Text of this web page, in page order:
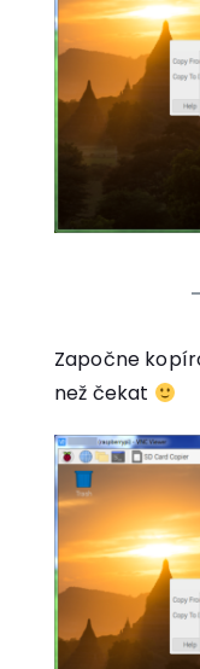
Započne
než čekat